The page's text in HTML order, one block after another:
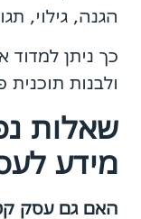
הגנה, גילוי,
כך ניתן
ולבנות
שאלות
מידע
האם גם עסק